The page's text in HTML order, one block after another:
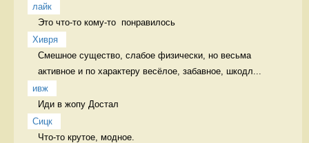
лайк
Это что-то кому-то  понравилось
Хивря
Смешное существо, слабое физически, но весьма
активное и по характеру весёлое, забавное, шкодл...
ивж
Иди в жопу Достал
Сицк
Что-то крутое, модное.